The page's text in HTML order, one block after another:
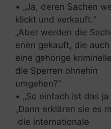
• „Ja, deren Sachen
klickt und verkauft.“
„Aber werden die
enen gekauft, die auch
eine gehörige
die Sperren ohnehin
umgehen?“
• „So einfach ist das ja
„Dann erklären sie es
die internationale